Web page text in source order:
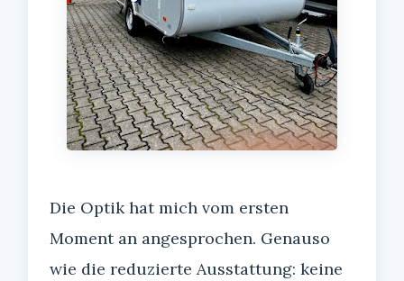
Die Optik hat mich vom ersten
Moment an angesprochen. Genauso
wie die reduzierte Ausstattung: keine